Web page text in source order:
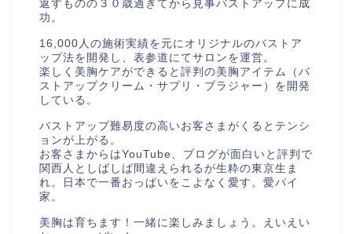
返すものの３０歳過ぎてから見事バストアップに成
功。
16,000人の施術実績を元にオリジナルのバストア
ップ法を開発し、表参道にてサロンを運営。
楽しく美胸ケアができると評判の美胸アイテム（バ
ストアップクリーム・サプリ・ブラジャー）を開発
している。
バストアップ難易度の高いお客さまがくるとテンシ
ョンが上がる。
お客さまからはYouTube、ブログが面白いと評判で
関西人としばしば間違えられるが生粋の東京生ま
れ。日本で一番おっぱいをこよなく愛す。愛パイ
家。
美胸は育ちます！一緒に楽しみましょう。えいえい